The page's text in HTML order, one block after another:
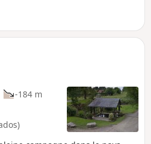
Canisy
-184 m